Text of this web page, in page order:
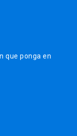
que ponga en